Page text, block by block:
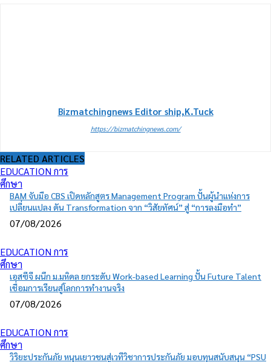
Bizmatchingnews Editor ship,K.Tuck
https://bizmatchingnews.com/
RELATED ARTICLES
EDUCATION การ
ศึกษา
BAM จับมือ CBS เปิดหลักสูตร Management Program ปั้นผู้นำแห่งการ
เปลี่ยนแปลง ดัน Transformation จาก “วิสัยทัศน์” สู่ “การลงมือทำ”
07/08/2026
EDUCATION การ
ศึกษา
เอสซีจี ผนึก ม.มหิดล ยกระดับ Work-based Learning ปั้น Future Talent
เชื่อมการเรียนสู่โลกการทำงานจริง
07/08/2026
EDUCATION การ
ศึกษา
วิริยะประกันภัย หนุนเยาวชนสู่เวทีวิชาการประกันภัย มอบทุนสนับสนุน “PSU